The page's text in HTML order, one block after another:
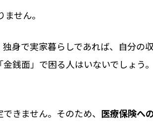
せん。
身で実家暮らしであれば、自分の
銭面」で困る人はいないでしょう
きません。そのため、 医療保険へ